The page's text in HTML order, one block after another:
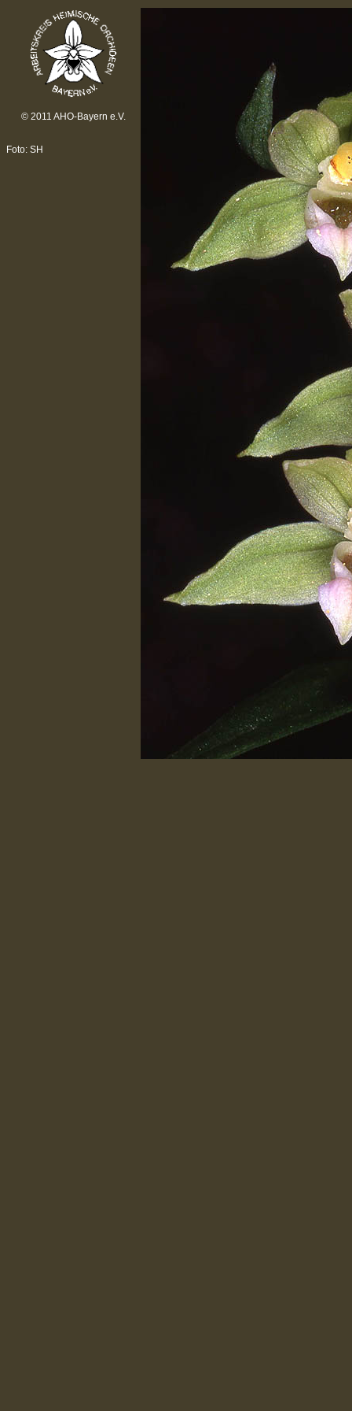
© 2011 AHO-Bayern e.V.
Foto: SH